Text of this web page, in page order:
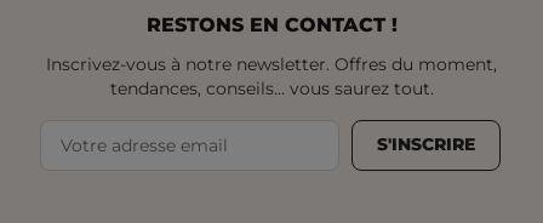
RESTONS EN CONTACT !
Inscrivez-vous à notre newsletter. Offres du moment,
tendances, conseils... vous saurez tout.
S'INSCRIRE